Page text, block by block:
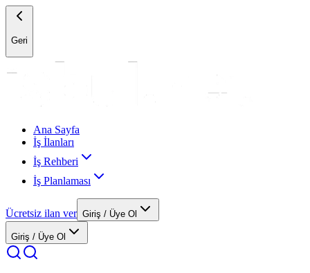
Geri
Ana Sayfa
İş İlanları
İş Rehberi
İş Planlaması
Ücretsiz ilan ver Giriş / Üye Ol
Giriş / Üye Ol